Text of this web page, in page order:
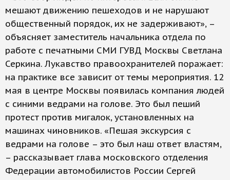
мешают движению пешеходов и не нарушают
общественный порядок, их не задерживают», –
объясняет заместитель начальника отдела по
работе с печатными СМИ ГУВД Москвы Светлана
Серкина. Лукавство правоохранителей поражает:
на практике все зависит от темы мероприятия. 12
мая в центре Москвы появилась компания людей
с синими ведрами на голове. Это был пеший
протест против мигалок, установленных на
машинах чиновников. «Пешая экскурсия с
ведрами на голове – это был наш ответ властям,
– рассказывает глава московского отделения
Федерации автомобилистов России Сергей